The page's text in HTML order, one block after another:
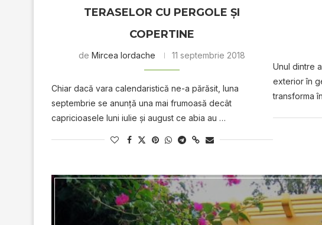
TERASELOR CU PERGOLE ȘI
COPERTINE
deMircea Iordache 11 septembrie 2018
Chiar dacă vara calendaristică ne-a părăsit, luna
septembrie se anunță una mai frumoasă decât
capricioasele luni iulie și august ce abia au …
Unul dintre
exterior în
transforma